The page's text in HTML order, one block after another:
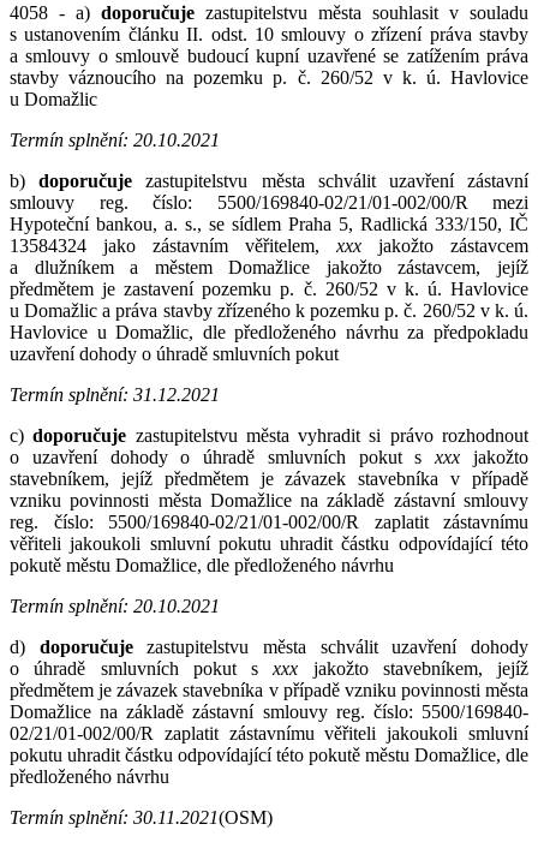
4058 - a) doporučuje zastupitelstvu města souhlasit v souladu
s ustanovením článku II. odst. 10 smlouvy o zřízení práva stavby
a smlouvy o smlouvě budoucí kupní uzavřené se zatížením práva
stavby váznoucího na pozemku p. č. 260/52 v k. ú. Havlovice
u Domažlic
Termín splnění: 20.10.2021
b)doporučuje zastupitelstvu města schválit uzavření zástavní
smlouvy reg. číslo: 5500/169840-02/21/01-002/00/R mezi
Hypoteční bankou, a. s., se sídlem Praha 5, Radlická 333/150, IČ
13584324 jako zástavním věřitelem, xxx jakožto zástavcem
a dlužníkem a městem Domažlice jakožto zástavcem, jejíž
předmětem je zastavení pozemku p. č. 260/52 v k. ú. Havlovice
u Domažlic a práva stavby zřízeného k pozemku p. č. 260/52 v k. ú.
Havlovice u Domažlic, dle předloženého návrhu za předpokladu
uzavření dohody o úhradě smluvních pokut
Termín splnění: 31.12.2021
c)doporučuje zastupitelstvu města vyhradit si právo rozhodnout
o uzavření dohody o úhradě smluvních pokut sxxx jakožto
stavebníkem, jejíž předmětem je závazek stavebníka v případě
vzniku povinnosti města Domažlice na základě zástavní smlouvy
reg. číslo: 5500/169840-02/21/01-002/00/R zaplatit zástavnímu
věřiteli jakoukoli smluvní pokutu uhradit částku odpovídající této
pokutě městu Domažlice, dle předloženého návrhu
Termín splnění: 20.10.2021
d) doporučujezastupitelstvu města schválit uzavření dohody
o úhradě smluvních pokut sxxx jakožto stavebníkem, jejíž
předmětem je závazek stavebníka v případě vzniku povinnosti města
Domažlice na základě zástavní smlouvy reg. číslo: 5500/169840-
02/21/01-002/00/R zaplatit zástavnímu věřiteli jakoukoli smluvní
pokutu uhradit částku odpovídající této pokutě městu Domažlice, dle
předloženého návrhu
Termín splnění: 30.11.2021(OSM)